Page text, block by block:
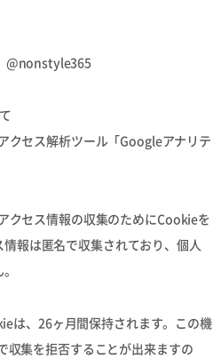
@nonstyle365
クセス解析ツール「Googleアナリテ
クセス情報の収集のためにCookieを
報は匿名で収集されており、個人
は、26ヶ月間保持されます。この機
集を拒否することが出来ますの